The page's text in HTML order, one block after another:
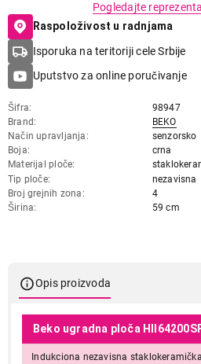
Pogledajte
Raspoloživost u radnjama
Isporuka na teritoriji cele Srbije
Uputstvo za online poručivanje
Šifra
98947
Brand
BEKO
Način upravljanja
senzorsko
Boja
crna
Materijal ploče
Tip ploče
nezavisna
Broj grejnih zona
4
Širina
59 cm
Opis proizvoda
Beko ugradna ploča
Indukciona nezavisna